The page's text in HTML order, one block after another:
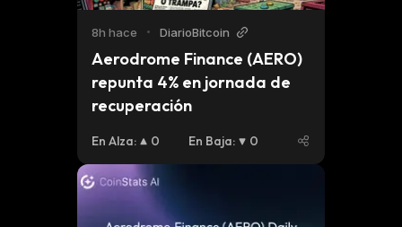
8h hace • DiarioBitcoin
Aerodrome Finance (AERO)
repunta 4% en jornada de
recuperación
En Alza: 0 En Baja: 0